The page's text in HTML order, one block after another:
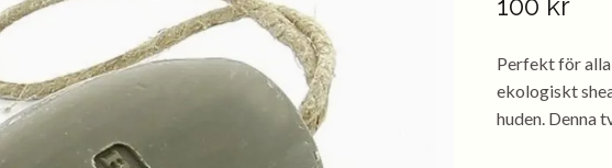
Perfekt för
ekologiskt
huden. Denna